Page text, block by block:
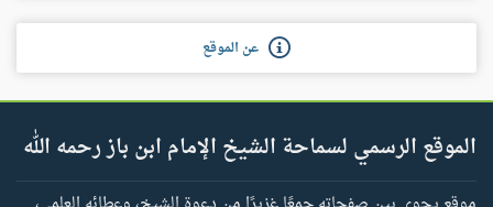
عن الموقع
الموقع الرسمي لسماحة الشيخ الإمام ابن باز رحمه الله